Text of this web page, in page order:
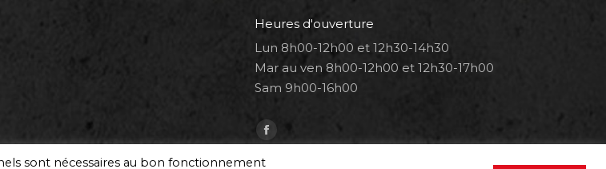
Heures d'ouverture
Lun 8h00-12h00 et 12h30-14h30
Mar au ven 8h00-12h00 et 12h30-17h00
Sam 9h00-16h00
Trouvez nous sur :
Facebook
page
sont nécessaires au bon fonctionnement